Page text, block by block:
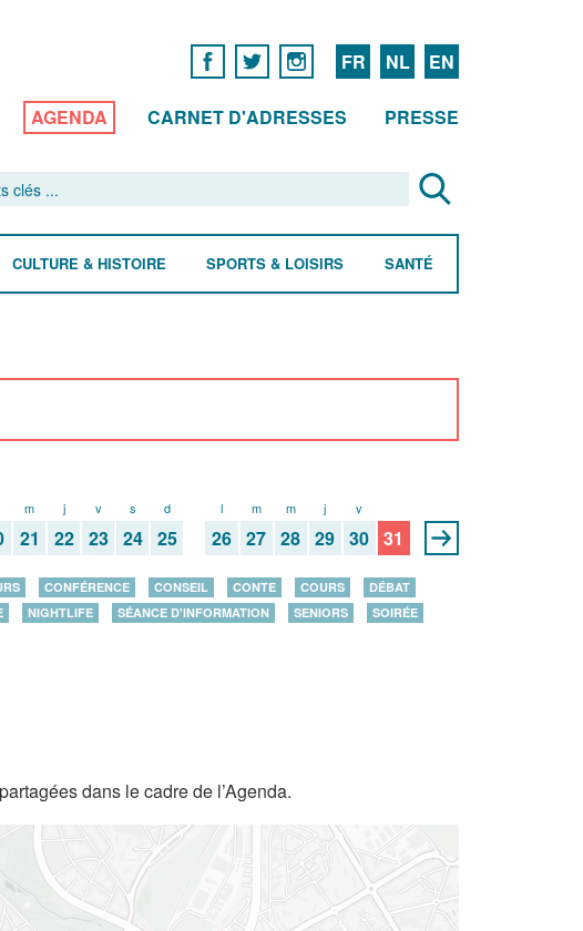
FR NL EN
AGENDA CARNET D'ADRESSES PRESSE
CULTURE & HISTOIRE SPORTS & LOISIRS SANTÉ
m
21
j
22
v
23
s
24
d
25
l
26
m
27
m
28
j
29
v
30 31
CONFÉRENCE CONSEIL CONTE COURS
DÉBAT
NIGHTLIFE SÉANCE D'INFORMATION SENIORS
SOIRÉE
dans le cadre de l’Agenda.